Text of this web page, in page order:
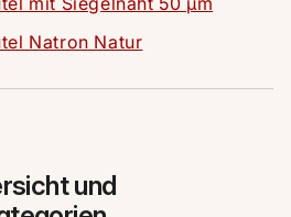
Natron Natur
und